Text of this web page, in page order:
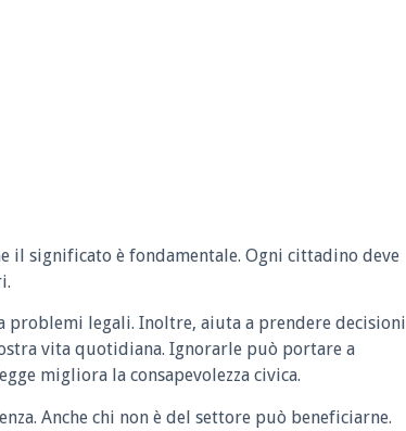
il significato è fondamentale. Ogni cittadino deve
problemi legali. Inoltre, aiuta a prendere decisioni
vita quotidiana. Ignorarle può portare a
migliora la consapevolezza civica.
Anche chi non è del settore può beneficiarne.